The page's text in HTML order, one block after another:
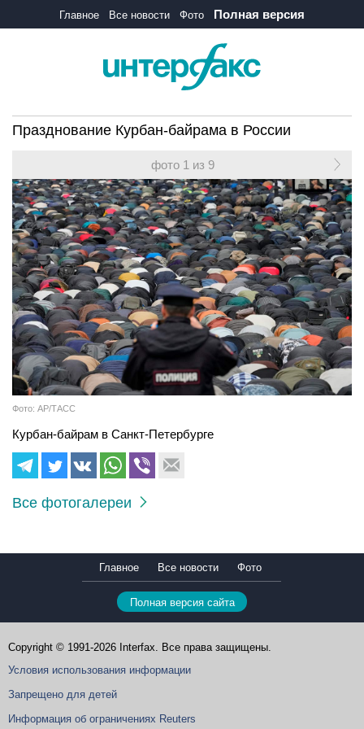
Главное Все новости Фото Полная версия
Празднование Курбан-байрама в России
фото 1 из 9
Фото: АР/ТАСС
Курбан-байрам в Санкт-Петербурге
Все фотогалереи
Главное Все новости Фото
Полная версия сайта
Copyright © 1991-2026 Interfax. Все права защищены.
Условия использования информации
Запрещено для детей
Информация об ограничениях Reuters